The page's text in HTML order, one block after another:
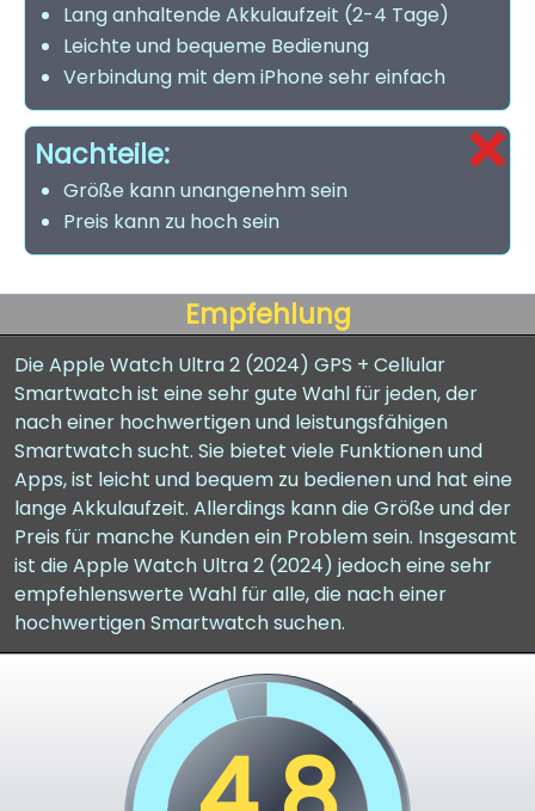
Lang anhaltende Akkulaufzeit (2-4 Tage)
Leichte und bequeme Bedienung
Verbindung mit dem iPhone sehr einfach
Nachteile:
Größe kann unangenehm sein
Preis kann zu hoch sein
Empfehlung
Die Apple Watch Ultra 2 (2024) GPS + Cellular
Smartwatch ist eine sehr gute Wahl für jeden, der
nach einer hochwertigen und leistungsfähigen
Smartwatch sucht. Sie bietet viele Funktionen und
Apps, ist leicht und bequem zu bedienen und hat eine
lange Akkulaufzeit. Allerdings kann die Größe und der
Preis für manche Kunden ein Problem sein. Insgesamt
ist die Apple Watch Ultra 2 (2024) jedoch eine sehr
empfehlenswerte Wahl für alle, die nach einer
hochwertigen Smartwatch suchen.